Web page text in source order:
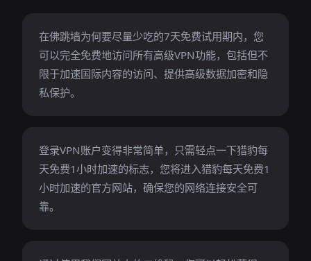
在佛跳墙为何要尽量少吃的7天免费试用期内，您
可以完全免费地访问所有高级VPN功能，包括但不
限于加速国际内容的访问、提供高级数据加密和隐
私保护。
登录VPN账户变得非常简单，只需轻点一下猎豹每
天免费1小时加速的标志，您将进入猎豹每天免费1
小时加速的官方网站，确保您的网络连接安全可
靠。